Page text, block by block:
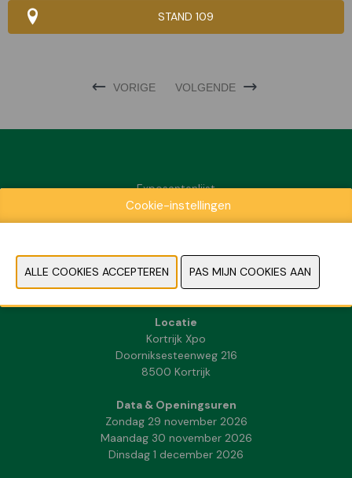
STAND 109
VORIGE VOLGENDE
Exposantenlijst
Praktische informatie
Pers- en beeldmateriaal
FAQ
Locatie
Kortrijk Xpo
Doorniksesteenweg 216
8500 Kortrijk
Data & Openingsuren
Zondag 29 november 2026
Maandag 30 november 2026
Dinsdag 1 december 2026
Cookie-instellingen